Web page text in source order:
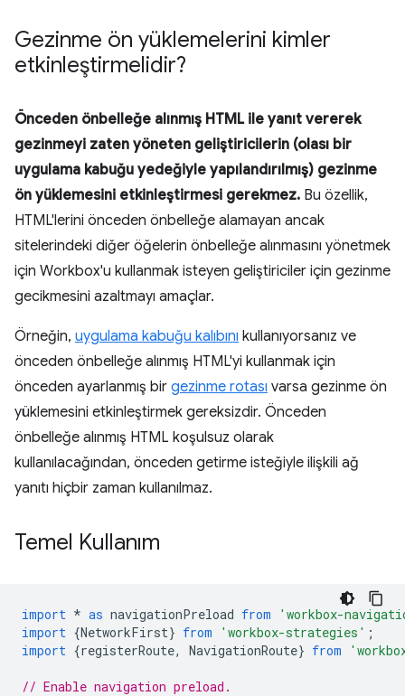
Gezinme ön yüklemelerini kimler
etkinleştirmelidir?
Önceden önbelleğe alınmış HTML ile yanıt vererek
gezinmeyi zaten yöneten geliştiricilerin (olası bir
uygulama kabuğu yedeğiyle yapılandırılmış) gezinme
ön yüklemesini etkinleştirmesi gerekmez. Bu özellik,
HTML'lerini önceden önbelleğe alamayan ancak
sitelerindeki diğer öğelerin önbelleğe alınmasını yönetmek
için Workbox'u kullanmak isteyen geliştiriciler için gezinme
gecikmesini azaltmayı amaçlar.
Örneğin, uygulama kabuğu kalıbını kullanıyorsanız ve
önceden önbelleğe alınmış HTML'yi kullanmak için
önceden ayarlanmış bir gezinme rotası varsa gezinme ön
yüklemesini etkinleştirmek gereksizdir. Önceden
önbelleğe alınmış HTML koşulsuz olarak
kullanılacağından, önceden getirme isteğiyle ilişkili ağ
yanıtı hiçbir zaman kullanılmaz.
Temel Kullanım
import * as navigationPreload from
'workbox-
import {NetworkFirst} from 'workbox-strategies' ;
import {registerRoute, NavigationRoute} from
// Enable navigation preload.